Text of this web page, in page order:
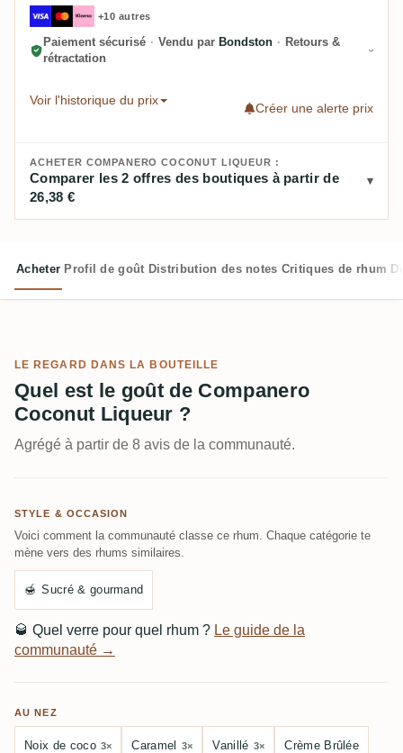
+10 autres
Paiement sécurisé · Vendu par Bondston · Retours &
rétractation
Voir l'historique du prix
Créer une alerte prix
ACHETER COMPANERO COCONUT LIQUEUR :
Comparer les 2 offres des boutiques à partir de
26,38 €
Acheter Profil de goût Distribution des notes Critiques de rhum
LE REGARD DANS LA BOUTEILLE
Quel est le goût de Companero
Coconut Liqueur ?
Agrégé à partir de 8 avis de la communauté.
STYLE & OCCASION
Voici comment la communauté classe ce rhum. Chaque catégorie te
mène vers des rhums similaires.
🍯 Sucré & gourmand
🥃 Quel verre pour quel rhum ? Le guide de la
communauté →
AU NEZ
Noix de coco 3× Caramel 3× Vanillé 3× Crème Brûlée